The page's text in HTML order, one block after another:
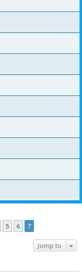
5 6 7
Jump to